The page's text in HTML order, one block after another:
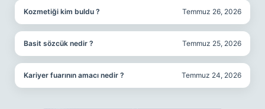
Kozmetiği kim buldu ? Temmuz 26, 2026
Basit sözcük nedir ? Temmuz 25, 2026
Kariyer fuarının amacı nedir ? Temmuz 24, 2026